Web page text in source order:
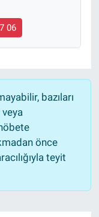
06
bazıları
önce
teyit